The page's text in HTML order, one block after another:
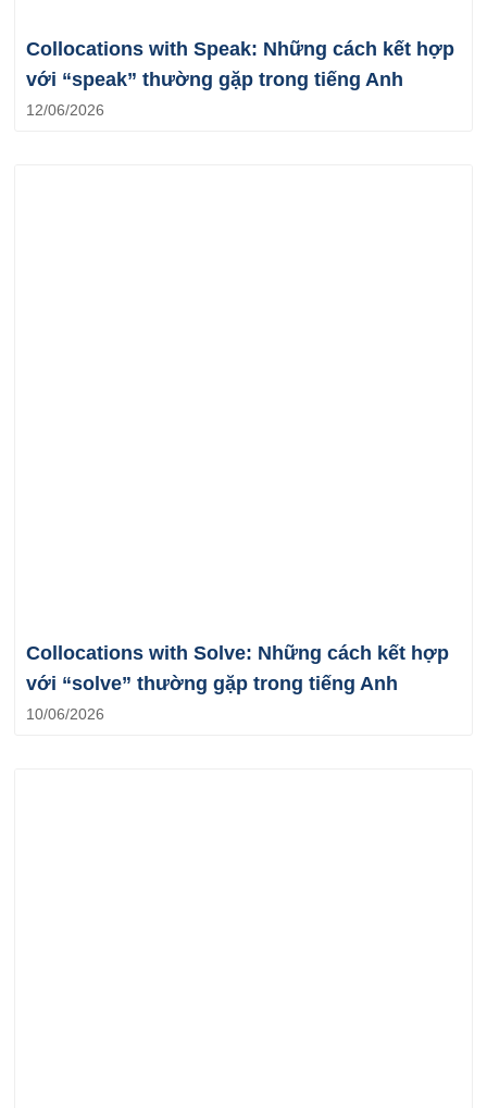
Collocations with Speak: Những cách kết hợp
với “speak” thường gặp trong tiếng Anh
12/06/2026
Collocations with Solve: Những cách kết hợp
với “solve” thường gặp trong tiếng Anh
10/06/2026